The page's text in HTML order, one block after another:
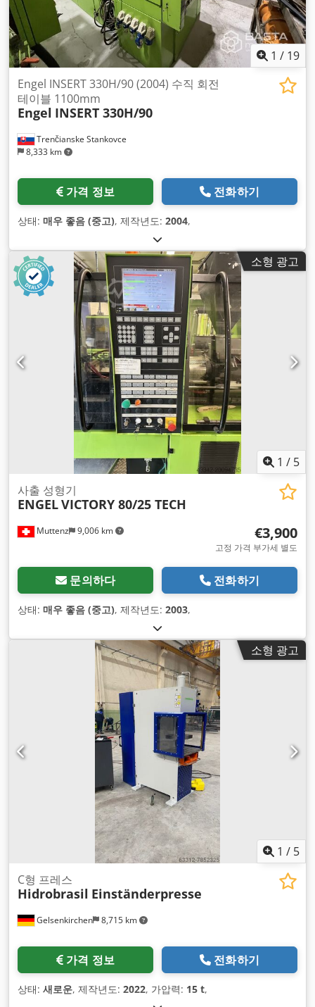
1 / 19
Trenčianske Stankovce
8,333 km
Engel INSERT 330H/90 (2004) 수직 회전
테이블 1100mm
Engel INSERT 330H/90
가격 정보 전화하기
상태: 매우 좋음 (중고), 제작년도: 2004,
소형 광고
1 / 5
Muttenz 9,006 km
사출 성형기
ENGELVICTORY 80/25 TECH
€3,900
고정 가격 부가세 별도
문의하다 전화하기
상태: 매우 좋음 (중고), 제작년도: 2003,
소형 광고
1 / 5
Gelsenkirchen 8,715 km
C형 프레스
Hidrobrasil Einständerpresse
가격 정보 전화하기
상태: 새로운, 제작년도: 2022, 가압력: 15 t,